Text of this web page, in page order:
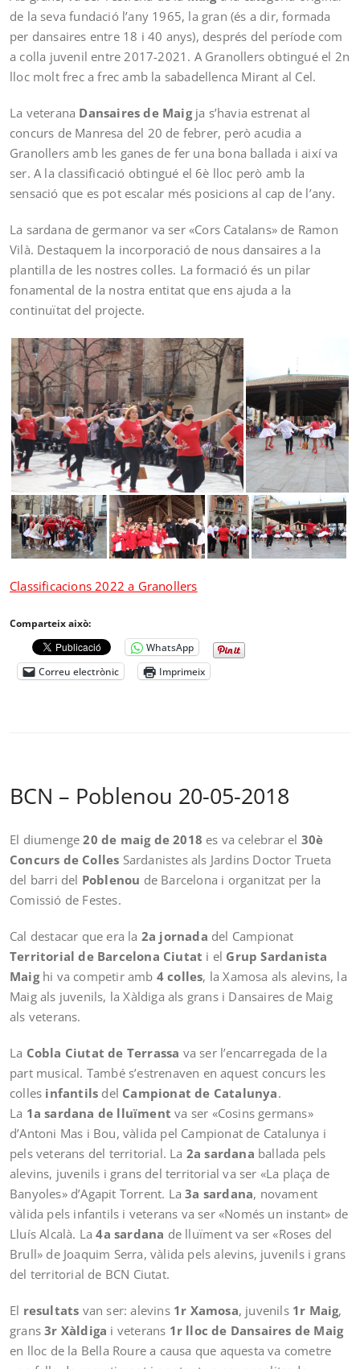
de la seva fundació l’any 1965, la gran (és a dir, formada
per dansaires entre 18 i 40 anys), després del període com
a colla juvenil entre 2017-2021. A Granollers obtingué el 2n
lloc molt frec a frec amb la sabadellenca Mirant al Cel.
La veterana Dansaires de Maigja s’havia estrenat al
concurs de Manresa del 20 de febrer, però acudia a
Granollers amb les ganes de fer una bona ballada i així va
ser. A la classificació obtingué el 6è lloc però amb la
sensació que es pot escalar més posicions al cap de l’any.
La sardana de germanor va ser «Cors Catalans» de Ramon
Vilà. Destaquem la incorporació de nous dansaires a la
plantilla de les nostres colles. La formació és un pilar
fonamental de la nostra entitat que ens ajuda a la
continuïtat del projecte.
Classificacions 2022 a Granollers
Comparteix això:
WhatsApp
Correu electrònic
Imprimeix
BCN – Poblenou 20-05-2018
El diumenge20 de maig de 2018 es va celebrar el 30è
Concurs de Colles Sardanistes als Jardins Doctor Trueta
del barri del Poblenou de Barcelona i organitzat per la
Comissió de Festes.
Cal destacar que era la 2a jornada del Campionat
Territorial de Barcelona Ciutat i el Grup Sardanista
Maighi va competir amb 4 colles, la Xamosa als alevins, la
Maig als juvenils, la Xàldiga als grans i Dansaires de Maig
als veterans.
La Cobla Ciutat de Terrassa va ser l’encarregada de la
part musical. També s’estrenaven en aquest concurs les
colles infantils del Campionat de Catalunya.
La 1a sardana de lluïment va ser «Cosins germans»
d’Antoni Mas i Bou, vàlida pel Campionat de Catalunya i
pels veterans del territorial. La 2a sardana ballada pels
alevins, juvenils i grans del territorial va ser «La plaça de
Banyoles» d’Agapit Torrent. La3a sardana, novament
vàlida pels infantils i veterans va ser «Només un instant» de
Lluís Alcalà. La4a sardana de lluïment va ser «Roses del
Brull» de Joaquim Serra, vàlida pels alevins, juvenils i grans
del territorial de BCN Ciutat.
El resultats van ser: alevins 1r Xamosa, juvenils 1r Maig,
grans3r Xàldiga i veterans 1r lloc de Dansaires de Maig
en lloc de la Bella Roure a causa que aquesta va cometre